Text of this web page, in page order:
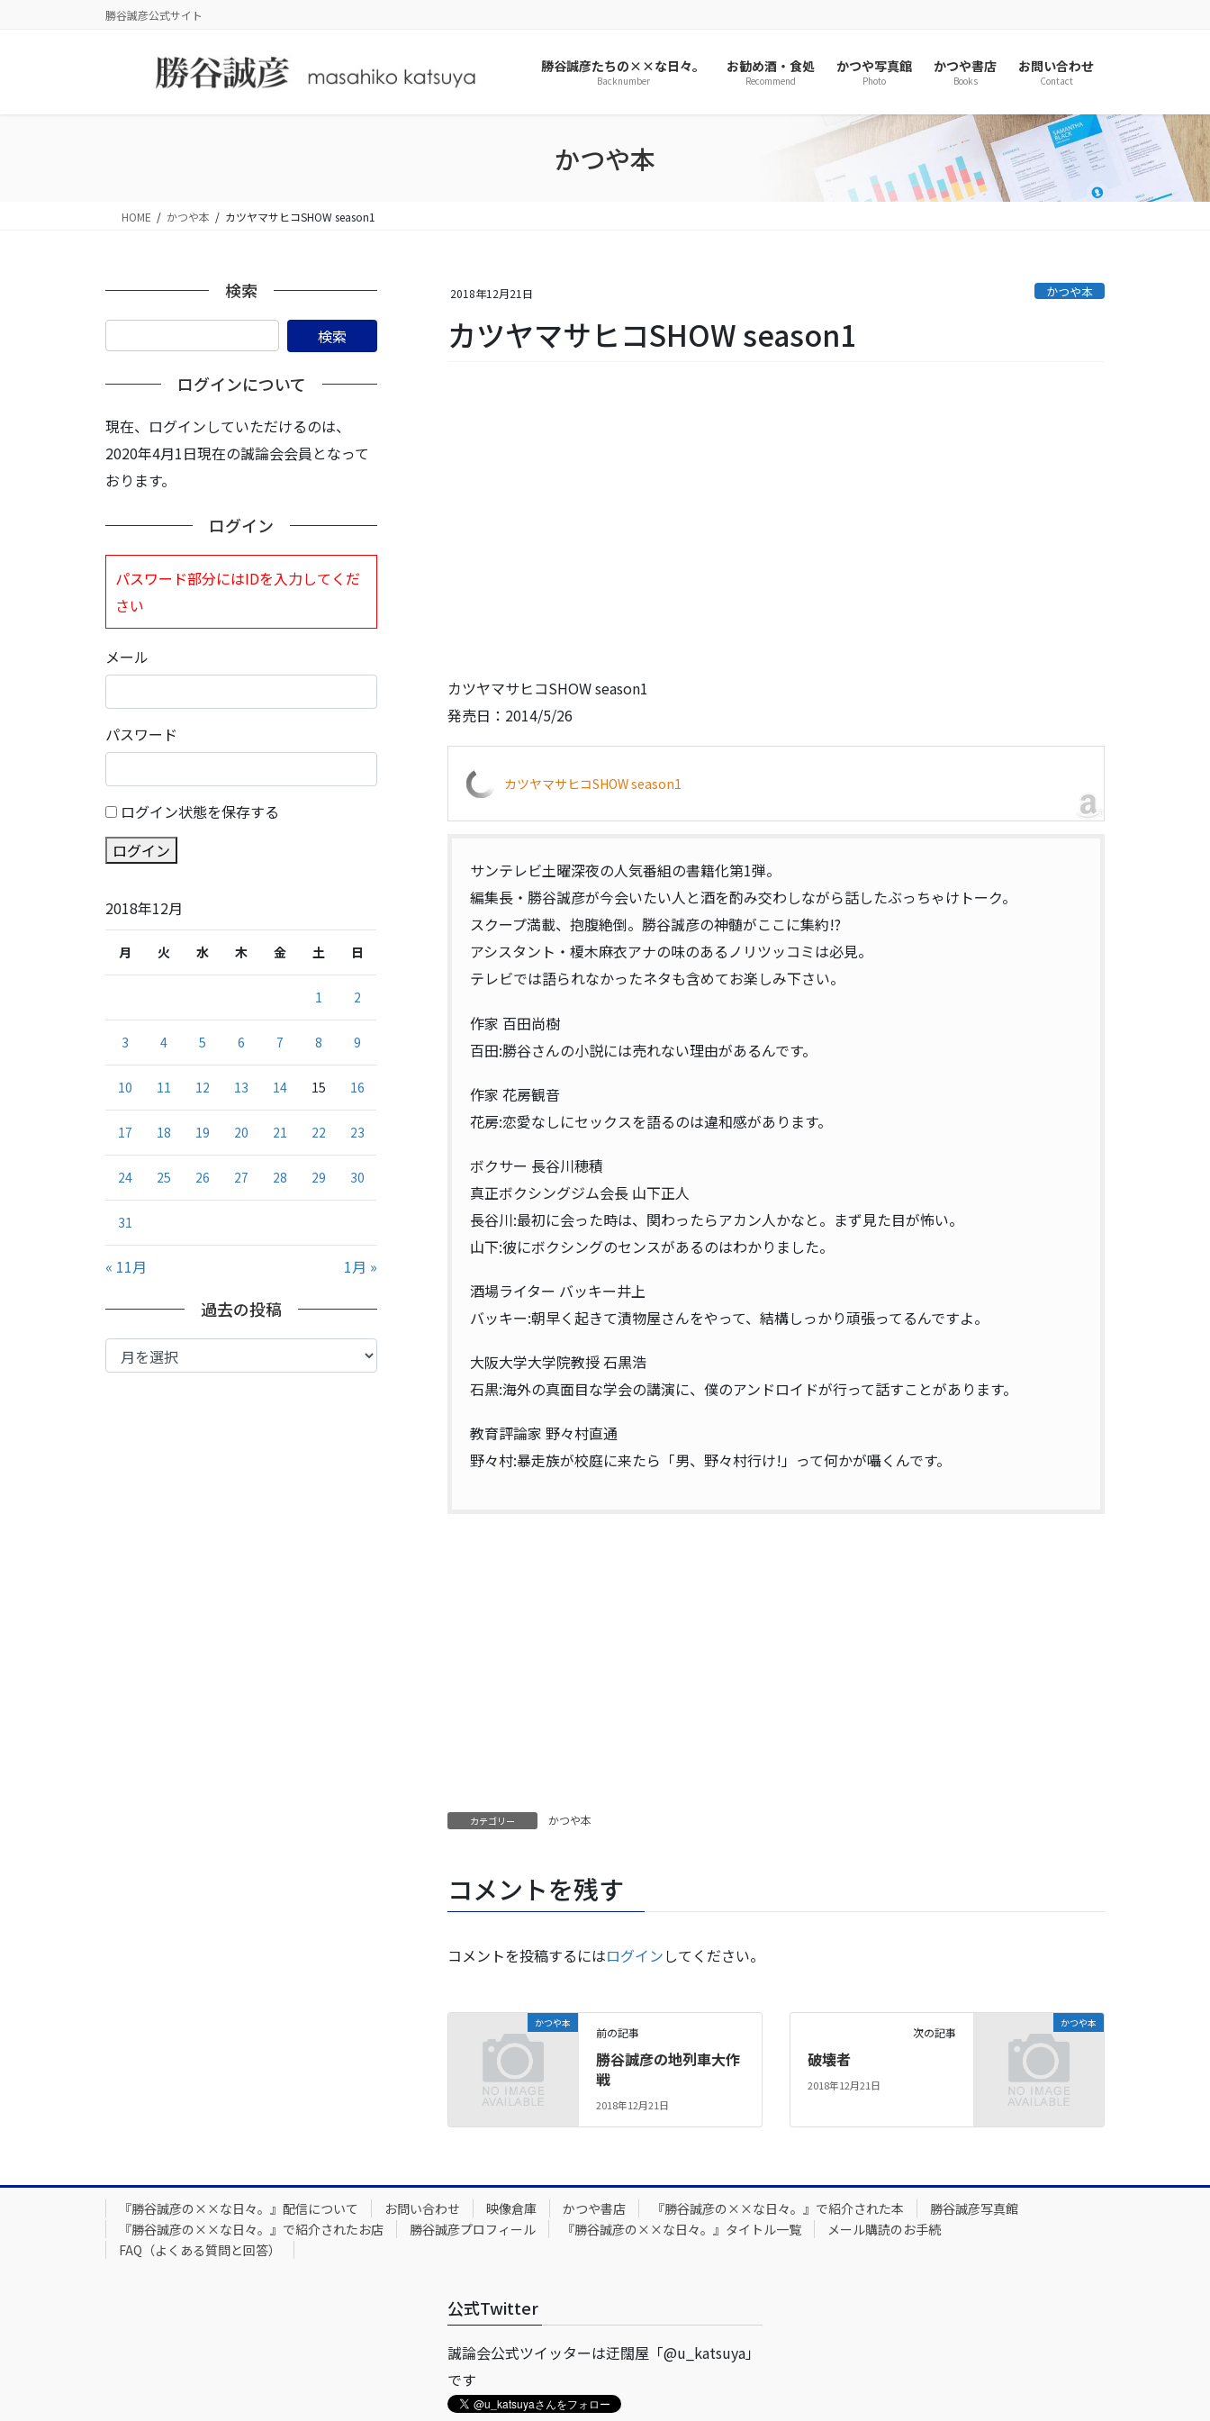
勝谷誠彦公式サイト
勝谷誠彦たちの××な日々。
Backnumber
お勧め酒・食処
Recommend
かつや写真館
Photo
かつや書店
Books
お問い合わせ
Contact
かつや本
HOME かつや本 カツヤマサヒコSHOW season1
2018年12月21日 かつや本
カツヤマサヒコSHOW season1
カツヤマサヒコSHOW season1
発売日：2014/5/26
カツヤマサヒコSHOW season1
サンテレビ土曜深夜の人気番組の書籍化第1弾。
編集長・勝谷誠彦が今会いたい人と酒を酌み交わしながら話したぶっちゃけトーク。
スクープ満載、抱腹絶倒。勝谷誠彦の神髄がここに集約!?
アシスタント・榎木麻衣アナの味のあるノリツッコミは必見。
テレビでは語られなかったネタも含めてお楽しみ下さい。
作家 百田尚樹
百田:勝谷さんの小説には売れない理由があるんです。
作家 花房観音
花房:恋愛なしにセックスを語るのは違和感があります。
ボクサー 長谷川穂積
真正ボクシングジム会長 山下正人
長谷川:最初に会った時は、関わったらアカン人かなと。まず見た目が怖い。
山下:彼にボクシングのセンスがあるのはわかりました。
酒場ライター バッキー井上
バッキー:朝早く起きて漬物屋さんをやって、結構しっかり頑張ってるんですよ。
大阪大学大学院教授 石黒浩
石黒:海外の真面目な学会の講演に、僕のアンドロイドが行って話すことがあります。
教育評論家 野々村直通
野々村:暴走族が校庭に来たら「男、野々村行け!」って何かが囁くんです。
カテゴリー かつや本
コメントを残す
コメントを投稿するにはログインしてください。
かつや本
前の記事
勝谷誠彦の地列車大作
戦
2018年12月21日
かつや本
次の記事
破壊者
2018年12月21日
検索
ログインについて
現在、ログインしていただけるのは、
2020年4月1日現在の誠論会会員となって
おります。
ログイン
パスワード部分にはIDを入力してくだ
さい
メール
パスワード
ログイン状態を保存する
ログイン
2018年12月
月 火 水 木 金 土 日
1 2
3 4 5 6 7 8 9
10 11 12 13 14 15 16
17 18 19 20 21 22 23
24 25 26 27 28 29 30
31
« 11月 1月 »
過去の投稿
過
去
『勝谷誠彦の××な日々。』配信について お問い合わせ 映像倉庫 かつや書店 『勝谷誠彦の××な日々。』で紹介された本
勝谷誠彦写真館
『勝谷誠彦の××な日々。』で紹介されたお店
勝谷誠彦プロフィール 『勝谷誠彦の××な日々。』タイトル一覧
メール購読のお手続
FAQ（よくある質問と回答）
公式Twitter
誠論会公式ツイッターは迂闊屋「@u_katsuya」
です